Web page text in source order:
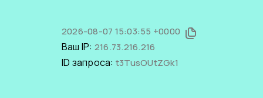
2026-08-07 15:03:55 +0000
Ваш IP: 216.73.216.216
ID запроса: t3TusOUtZGk1